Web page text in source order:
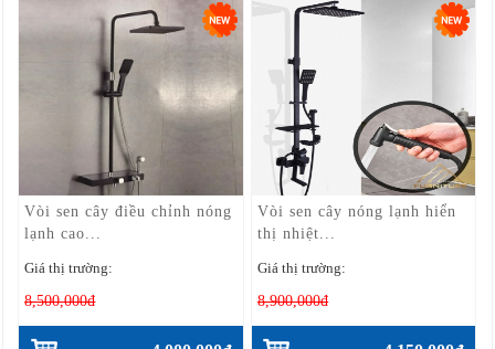
Vòi sen cây điều chỉnh nóng
lạnh cao...
Giá thị trường:
8,500,000đ
Vòi sen cây nóng lạnh hiển
thị nhiệt...
Giá thị trường:
8,900,000đ